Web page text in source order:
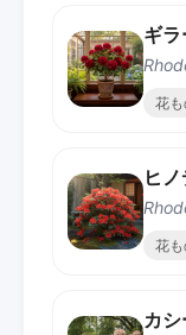
ギ
花
ヒ
花
カ